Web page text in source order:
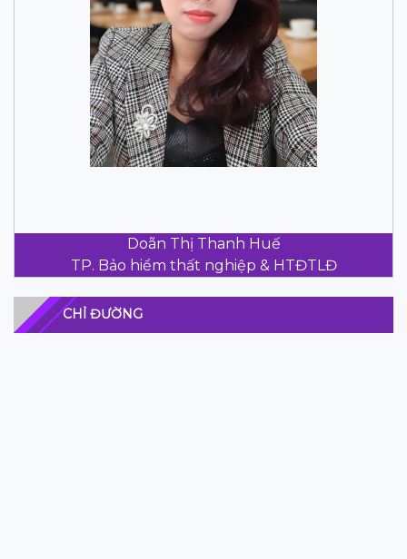
Doãn Thị Thanh Huế
TP. Bảo hiểm thất nghiệp & HTĐTLĐ
CHỈ ĐƯỜNG